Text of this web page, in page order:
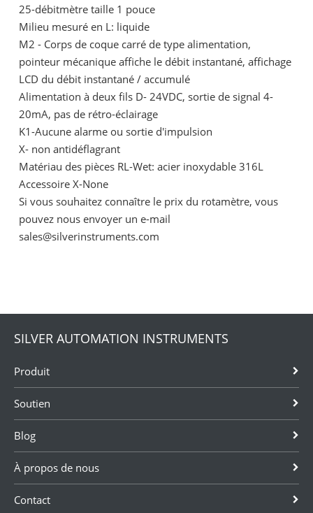
25-débitmètre taille 1 pouce
Milieu mesuré en L: liquide
M2 - Corps de coque carré de type alimentation,
pointeur mécanique affiche le débit instantané, affichage
LCD du débit instantané / accumulé
Alimentation à deux fils D- 24VDC, sortie de signal 4-
20mA, pas de rétro-éclairage
K1-Aucune alarme ou sortie d'impulsion
X- non antidéflagrant
Matériau des pièces RL-Wet: acier inoxydable 316L
Accessoire X-None
Si vous souhaitez connaître le prix du rotamètre, vous
pouvez nous envoyer un e-mail
sales@silverinstruments.com
SILVER AUTOMATION INSTRUMENTS
Produit
Soutien
Blog
À propos de nous
Contact